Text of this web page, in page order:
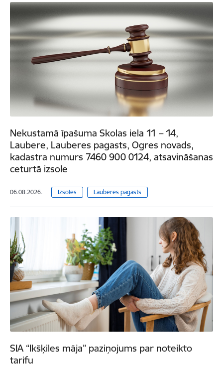
Nekustamā īpašuma Skolas iela 11 – 14,
Laubere, Lauberes pagasts, Ogres novads,
kadastra numurs 7460 900 0124, atsavināšanas
ceturtā izsole
06.08.2026. Izsoles Lauberes pagasts
SIA “Ikšķiles māja” paziņojums par noteikto
tarifu